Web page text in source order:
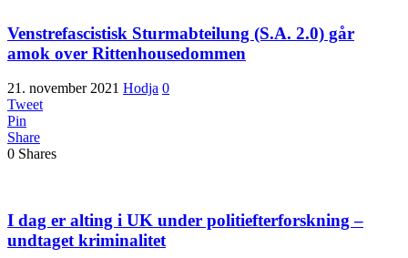
Venstrefascistisk Sturmabteilung (S.A. 2.0) går
amok over Rittenhousedommen
21. november 2021 Hodja 0
Tweet
Pin
Share
0 Shares
I dag er alting i UK under politiefterforskning –
undtaget kriminalitet